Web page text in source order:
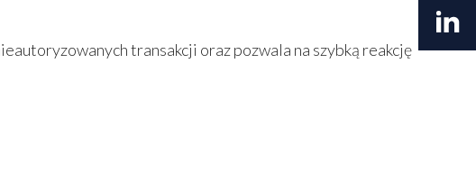
transakcji oraz pozwala na szybką reakcję